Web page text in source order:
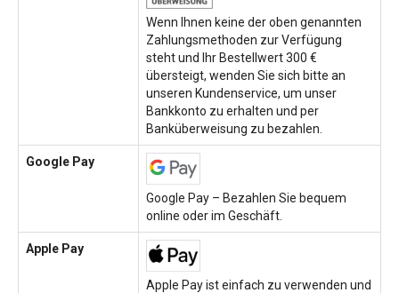
Wenn Ihnen keine der oben genannten
Zahlungsmethoden zur Verfügung
steht und Ihr Bestellwert 300 €
übersteigt, wenden Sie sich bitte an
unseren Kundenservice, um unser
Bankkonto zu erhalten und per
Banküberweisung zu bezahlen.
Google Pay
Google Pay – Bezahlen Sie bequem
online oder im Geschäft.
Apple Pay
Apple Pay ist einfach zu verwenden und